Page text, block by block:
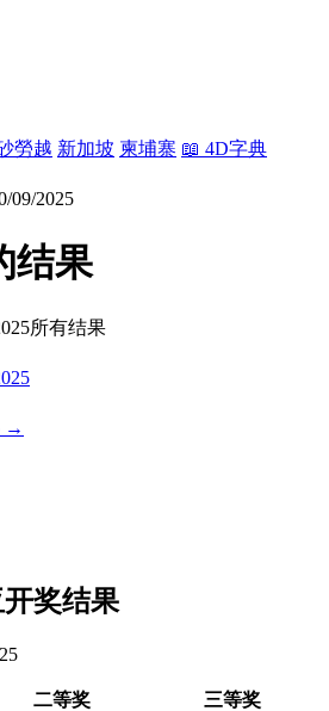
勞越 新加坡 柬埔寨 📖 4D字典
09/2025
结果
所有结果
→
奖结果
二等奖
三等奖